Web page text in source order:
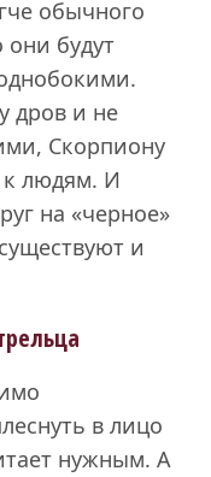
обычного
будут
дров и не
Скорпиону
к людям. И
на «черное»
и
в лицо
нужным. А